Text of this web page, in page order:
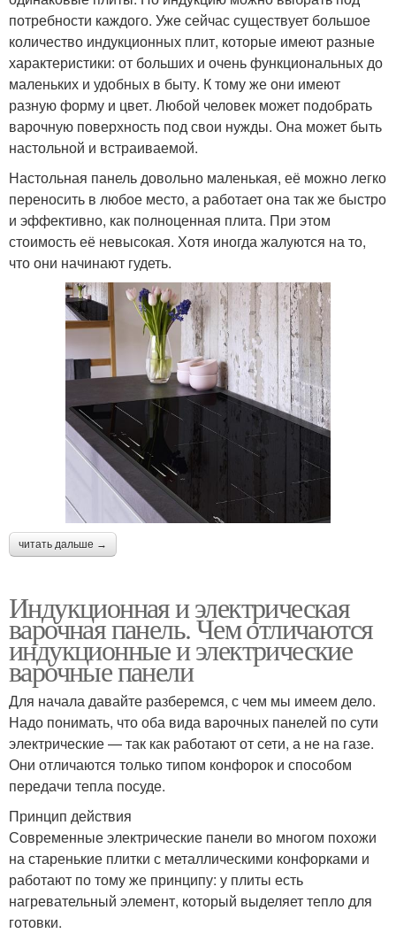
потребности каждого. Уже сейчас существует большое
количество индукционных плит, которые имеют разные
характеристики: от больших и очень функциональных до
маленьких и удобных в быту. К тому же они имеют
разную форму и цвет. Любой человек может подобрать
варочную поверхность под свои нужды. Она может быть
настольной и встраиваемой.
Настольная панель довольно маленькая, её можно легко
переносить в любое место, а работает она так же быстро
и эффективно, как полноценная плита. При этом
стоимость её невысокая. Хотя иногда жалуются на то,
что они начинают гудеть.
читать дальше →
Индукционная и электрическая
варочная панель. Чем отличаются
индукционные и электрические
варочные панели
Для начала давайте разберемся, с чем мы имеем дело.
Надо понимать, что оба вида варочных панелей по сути
электрические — так как работают от сети, а не на газе.
Они отличаются только типом конфорок и способом
передачи тепла посуде.
Принцип действия
Современные электрические панели во многом похожи
на старенькие плитки с металлическими конфорками и
работают по тому же принципу: у плиты есть
нагревательный элемент, который выделяет тепло для
готовки.